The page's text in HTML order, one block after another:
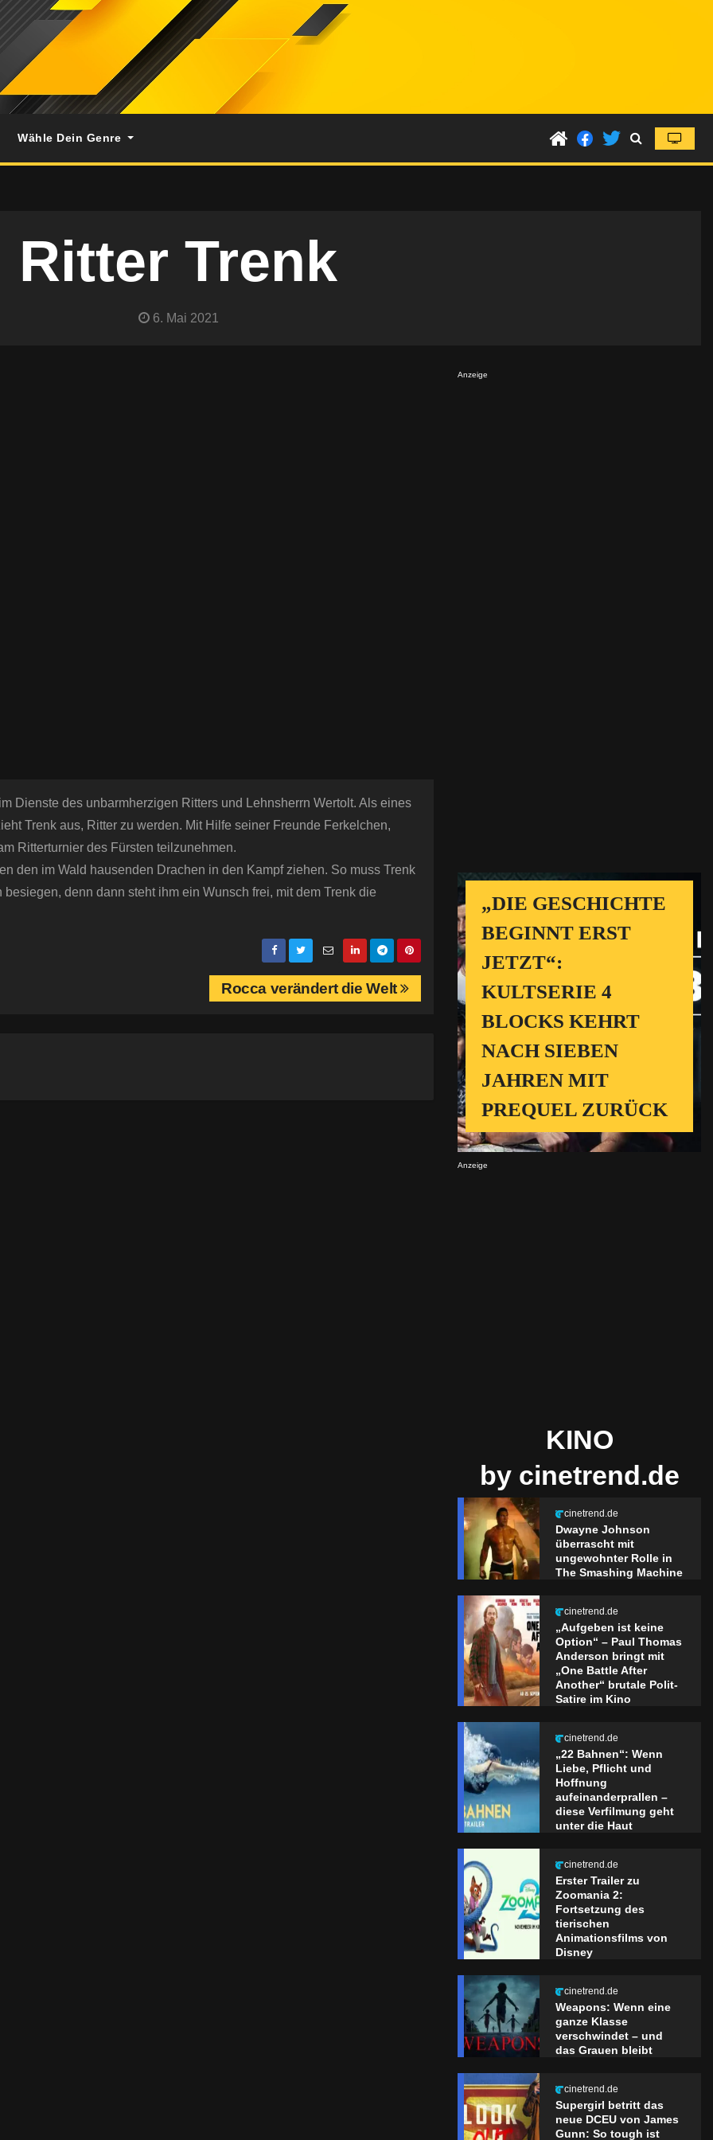
Wähle Dein Genre
Ritter Trenk
6. Mai 2021
Dienste des unbarmherzigen Ritters und Lehnsherrn Wertolt. Als eines
Trenk aus, Ritter zu werden. Mit Hilfe seiner Freunde Ferkelchen,
Ritterturnier des Fürsten teilzunehmen.
den im Wald hausenden Drachen in den Kampf ziehen. So muss Trenk
denn dann steht ihm ein Wunsch frei, mit dem Trenk die
Rocca verändert die Welt
Anzeige
„DIE GESCHICHTE
BEGINNT ERST
JETZT“:
KULTSERIE 4
BLOCKS KEHRT
NACH SIEBEN
JAHREN MIT
PREQUEL ZURÜCK
Anzeige
KINO
by cinetrend.de
cinetrend.de
Dwayne Johnson
überrascht mit
ungewohnter Rolle in
The Smashing Machine
cinetrend.de
„Aufgeben ist keine
Option“ – Paul Thomas
Anderson bringt mit
„One Battle After
Another“ brutale Polit-
Satire im Kino
cinetrend.de
„22 Bahnen“: Wenn
Liebe, Pflicht und
Hoffnung
aufeinanderprallen –
diese Verfilmung geht
unter die Haut
cinetrend.de
Erster Trailer zu
Zoomania 2:
Fortsetzung des
tierischen
Animationsfilms von
Disney
cinetrend.de
Weapons: Wenn eine
ganze Klasse
verschwindet – und
das Grauen bleibt
cinetrend.de
Supergirl betritt das
neue DCEU von James
Gunn: So tough ist